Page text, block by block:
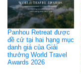
Panhou Retreat được
đề cử tại hai hạng mục
danh giá của Giải
thưởng World Travel
Awards 2026